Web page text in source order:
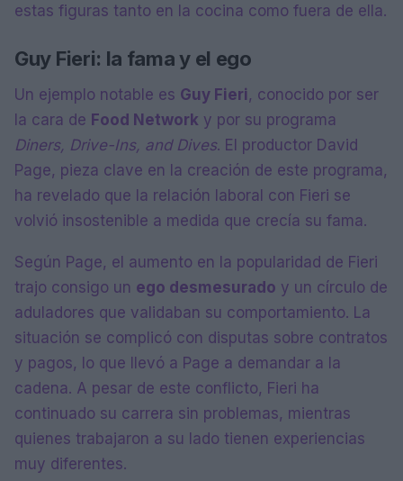
estas figuras tanto en la cocina como fuera de ella.
Guy Fieri: la fama y el ego
Un ejemplo notable es Guy Fieri, conocido por ser
la cara de Food Network y por su programa
Diners, Drive-Ins, and Dives. El productor David
Page, pieza clave en la creación de este programa,
ha revelado que la relación laboral con Fieri se
volvió insostenible a medida que crecía su fama.
Según Page, el aumento en la popularidad de Fieri
trajo consigo un ego desmesurado y un círculo de
aduladores que validaban su comportamiento. La
situación se complicó con disputas sobre contratos
y pagos, lo que llevó a Page a demandar a la
cadena. A pesar de este conflicto, Fieri ha
continuado su carrera sin problemas, mientras
quienes trabajaron a su lado tienen experiencias
muy diferentes.